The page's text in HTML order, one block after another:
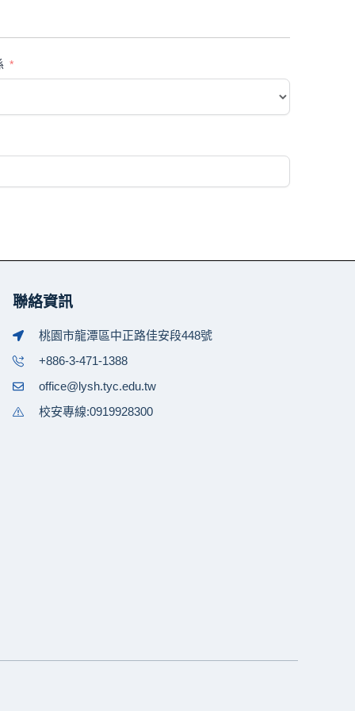
聯絡資訊
桃園市龍潭區中正路佳安段448號
+886-3-471-1388
office@lysh.tyc.edu.tw
校安專線:0919928300